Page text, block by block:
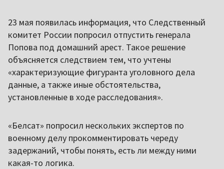
23 мая появилась информация, что Следственный
комитет России попросил отпустить генерала
Попова под домашний арест. Такое решение
объясняется следствием тем, что учтены
«характеризующие фигуранта уголовного дела
данные, а также иные обстоятельства,
установленные в ходе расследования».
«Белсат» попросил нескольких экспертов по
военному делу прокомментировать череду
задержаний, чтобы понять, есть ли между ними
какая-то логика.